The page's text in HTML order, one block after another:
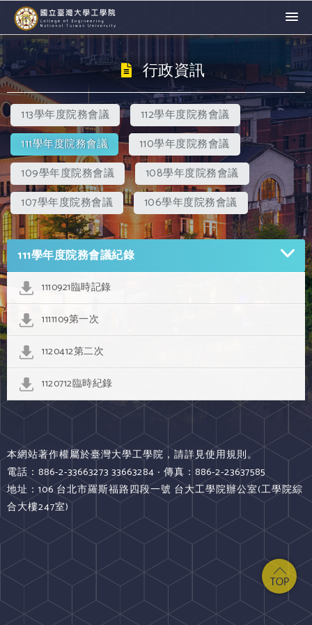
行政資訊
113學年度院務會議
112學年度院務會議
111學年度院務會議
110學年度院務會議
109學年度院務會議
108學年度院務會議
107學年度院務會議
106學年度院務會議
111學年度院務會議紀錄
1110921臨時記錄
1111109第一次
1120412第二次
1120712臨時紀錄
本網站著作權屬於臺灣大學工學院，請詳見使用規則。
電話：886-2-33663273 33663284 ‧ 傳真：886-2-23637585
地址：106 台北市羅斯福路四段一號 台大工學院辦公室(工學院綜
合大樓247室)